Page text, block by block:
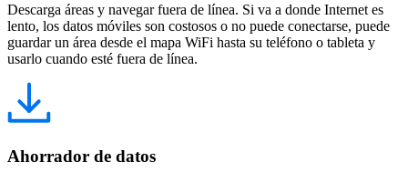
Descarga áreas y navegar fuera de línea. Si va a donde Internet es
lento, los datos móviles son costosos o no puede conectarse, puede
guardar un área desde el mapa WiFi hasta su teléfono o tableta y
usarlo cuando esté fuera de línea.
Ahorrador de datos